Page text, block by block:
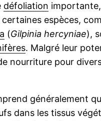
défoliation
certaines espèces,
(Gilpinia hercyniae),
. Malgré leur
nourriture pour
généralement
dans les tissus